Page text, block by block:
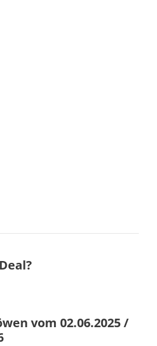
vom 02.06.2025 /